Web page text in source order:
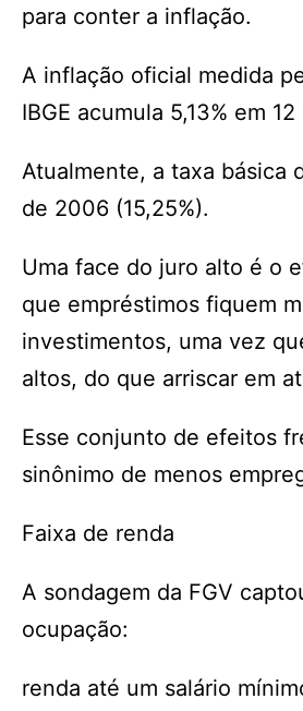
para conter a inflação.
A inflação oficial medida
IBGE acumula 5,13% em
Atualmente, a taxa básica
de 2006 (15,25%).
Uma face do juro alto é o
que empréstimos fiquem
investimentos, uma vez
altos, do que arriscar em
Esse conjunto de efeitos
sinônimo de menos
Faixa de renda
A sondagem da FGV
ocupação:
renda até um salário